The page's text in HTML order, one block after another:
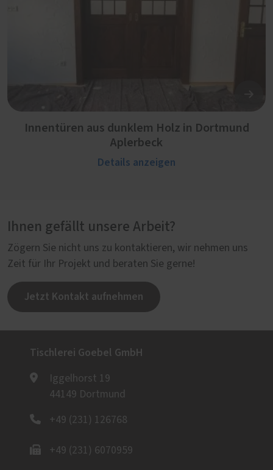
Innentüren aus dunklem Holz in Dortmund
Aplerbeck
Details anzeigen
Ihnen gefällt unsere Arbeit?
Zögern Sie nicht uns zu kontaktieren, wir nehmen uns
Zeit für Ihr Projekt und beraten Sie gerne!
Jetzt Kontakt aufnehmen
Tischlerei Goebel GmbH
Iggelhorst 19
44149 Dortmund
+49 (231) 126768
+49 (231) 6070959